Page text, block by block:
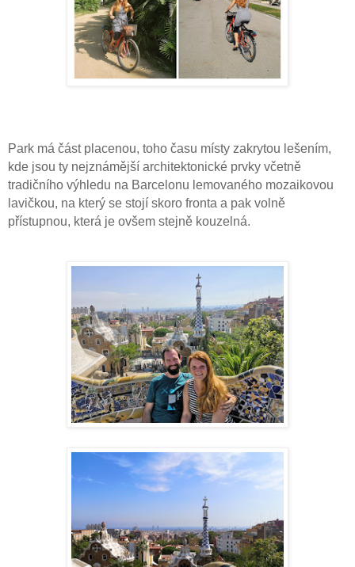
Park má část placenou, toho času místy zakrytou lešením,
kde jsou ty nejznámější architektonické prvky včetně
tradičního výhledu na Barcelonu lemovaného mozaikovou
lavičkou, na který se stojí skoro fronta a pak volně
přístupnou, která je ovšem stejně kouzelná.